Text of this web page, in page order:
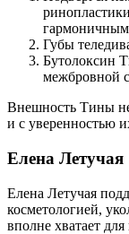
Губы
Бутолоксин
межбровной
Внешность Тины
и с уверенностью
Елена Летучая
Елена Летучая
косметологией,
вполне хватает